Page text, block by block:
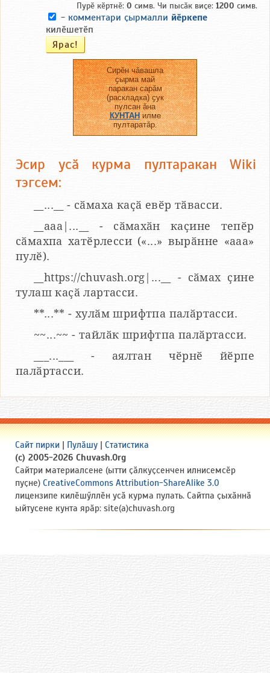
Пурӗ кӗртнӗ: 0 симв. Чи пысӑк виҫе: 1200 симв.
- комментари ҫырмалли йӗркепе
килӗшетӗп
Сирӗн чӑвашла
ҫырма май
паракан сарӑм
(раскладка) ҫук
пулсан ӑна
КУНТАНилме
пултаратӑр.
Эсир усӑ курма пултаракан Wiki
тэгсем:
__...__ - сӑмаха каҫӑ евӗр тӑвасси.
__aaa|...__ - сӑмахӑн каҫине тепӗр
сӑмахпа хатӗрлесси («...» вырӑнне «ааа»
пулӗ).
__https://chuvash.org|...__ - сӑмах ҫине
тулаш каҫӑ лартасси.
**...** - хулӑм шрифтпа палӑртасси.
~~...~~ - тайлӑк шрифтпа палӑртасси.
___...___ - аялтан чӗрнӗ йӗрпе
палӑртасси.
Сайт пирки | Пулӑшу | Статистика
(c) 2005-2026 Chuvash.Org
Сайтри материалсене (ытти ҫӑлкуҫсенчен илнисемсӗр
пуҫне) CreativeCommons Attribution-ShareAlike 3.0
лицензипе килӗшӳллӗн усӑ курма пулать. Сайтпа ҫыхӑннӑ
ыйтусене кунта ярӑр: site(a)chuvash.org